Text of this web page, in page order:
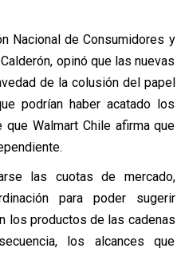
Nacional de Consumidores y
opinó que las nuevas
de la colusión del papel
podrían haber acatado los
Walmart Chile afirma que
las cuotas de mercado,
para poder sugerir
los productos de las cadenas
los alcances que